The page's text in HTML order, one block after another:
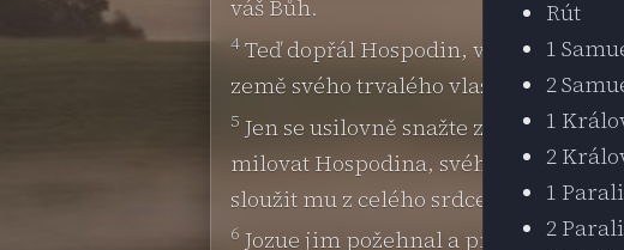
Rút
1
2
1
2
1
2
váš Bůh.
4 Teď dopřál Hospodin, váš Bůh,
země svého trvalého vlastnictví,
5 Jen se usilovně snažte zachovávat
milovat Hospodina, svého Boha,
sloužit mu z celého srdce a z celé
6 Jozue jim požehnal a propustil je a